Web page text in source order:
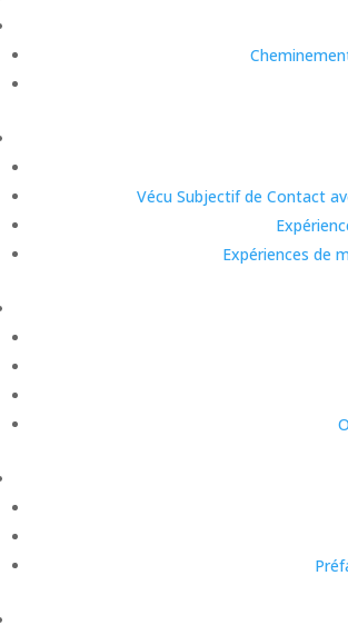
Vécu Subjectif de Contact
Expériences de